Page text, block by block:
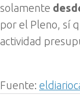
solamente
por el Pleno, sí
actividad
Fuente: